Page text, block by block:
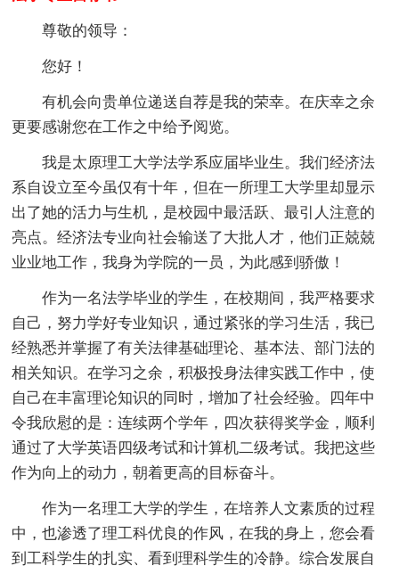
尊敬的领导：
您好！
有机会向贵单位递送自荐是我的荣幸。在庆幸之余
更要感谢您在工作之中给予阅览。
我是太原理工大学法学系应届毕业生。我们经济法
系自设立至今虽仅有十年，但在一所理工大学里却显示
出了她的活力与生机，是校园中最活跃、最引人注意的
亮点。经济法专业向社会输送了大批人才，他们正兢兢
业业地工作，我身为学院的一员，为此感到骄傲！
作为一名法学毕业的学生，在校期间，我严格要求
自己，努力学好专业知识，通过紧张的学习生活，我已
经熟悉并掌握了有关法律基础理论、基本法、部门法的
相关知识。在学习之余，积极投身法律实践工作中，使
自己在丰富理论知识的同时，增加了社会经验。四年中
令我欣慰的是：连续两个学年，四次获得奖学金，顺利
通过了大学英语四级考试和计算机二级考试。我把这些
作为向上的动力，朝着更高的目标奋斗。
作为一名理工大学的学生，在培养人文素质的过程
中，也渗透了理工科优良的作风，在我的身上，您会看
到工科学生的扎实、看到理科学生的冷静。综合发展自